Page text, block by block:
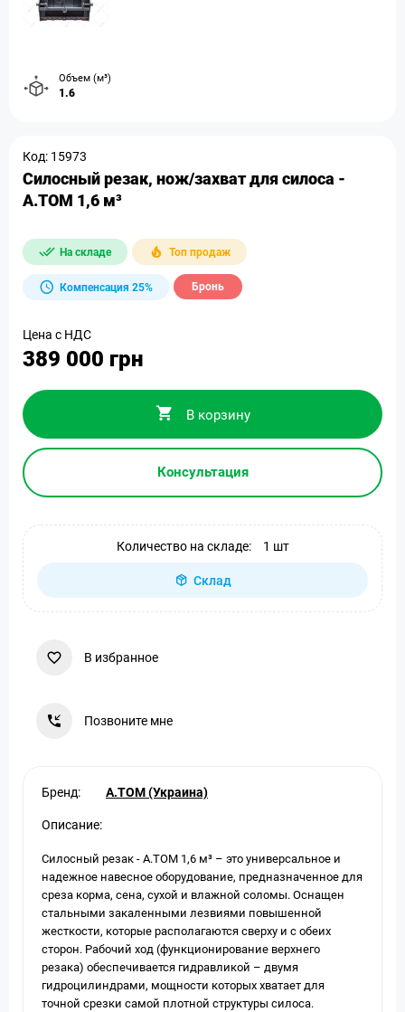
Объем (м³)
1.6
Код: 15973
Силосный резак, нож/захват для силоса -
А.ТОМ 1,6 м³
На складе Топ продаж
Компенсация 25% Бронь
Цена с НДС
389 000 грн
В корзину
Консультация
Количество на складе: 1 шт
Склад
В избранное
Позвоните мне
Бренд: A.TOM (Украина)
Описание:
Силосный резак - А.ТОМ 1,6 м³ – это универсальное и
надежное навесное оборудование, предназначенное для
среза корма, сена, сухой и влажной соломы. Оснащен
стальными закаленными лезвиями повышенной
жесткости, которые располагаются сверху и с обеих
сторон. Рабочий ход (функционирование верхнего
резака) обеспечивается гидравликой – двумя
гидроцилиндрами, мощности которых хватает для
точной срезки самой плотной структуры силоса.